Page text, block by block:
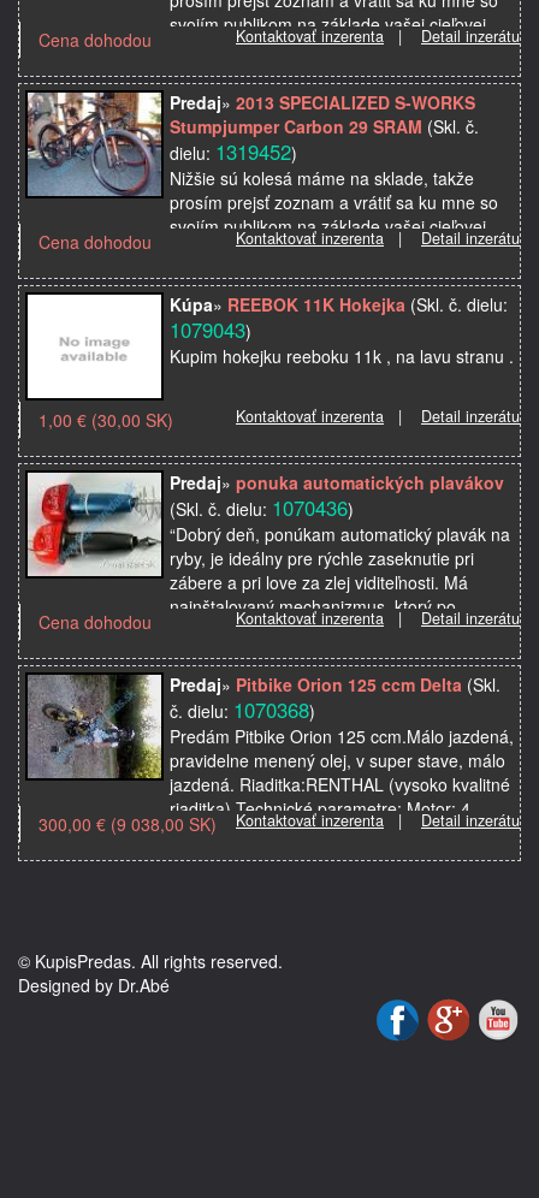
svojím publikom na základe vašej cieľovej
ceny. Poznámka: naše ceny sú v amerických
dolároch. …
Kontaktovať inzerenta | Detail inzerátu
Cena dohodou
Predaj» 2013 SPECIALIZED S-WORKS
Stumpjumper Carbon 29 SRAM (Skl. č.
dielu: 1319452)
Nižšie sú kolesá máme na sklade, takže
prosím prejsť zoznam a vrátiť sa ku mne so
svojím publikom na základe vašej cieľovej
ceny. Poznámka: naše ceny sú v amerických
dolároch. …
Kontaktovať inzerenta | Detail inzerátu
Cena dohodou
Kúpa» REEBOK 11K Hokejka (Skl. č. dielu:
1079043)
Kupim hokejku reeboku 11k , na lavu stranu .
Kontaktovať inzerenta | Detail inzerátu
1,00 € (30,00 SK)
Predaj» ponuka automatických plavákov
(Skl. č. dielu: 1070436)
“Dobrý deň, ponúkam automatický plavák na
ryby, je ideálny pre rýchle zaseknutie pri
zábere a pri love za zlej viditeľnosti. Má
nainštalovaný mechanizmus, ktorý po
zabraní ryby rý…
Kontaktovať inzerenta | Detail inzerátu
Cena dohodou
Predaj» Pitbike Orion 125 ccm Delta (Skl.
č. dielu: 1070368)
Predám Pitbike Orion 125 ccm.Málo jazdená,
pravidelne menený olej, v super stave, málo
jazdená. Riaditka:RENTHAL (vysoko kvalitné
riaditka) Technické parametre: Motor: 4-
taktný…
Kontaktovať inzerenta | Detail inzerátu
300,00 € (9 038,00 SK)
© KupisPredas. All rights reserved.
Designed by Dr.Abé